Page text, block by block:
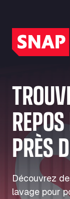
PRÈS
Découvrez
lavage pour